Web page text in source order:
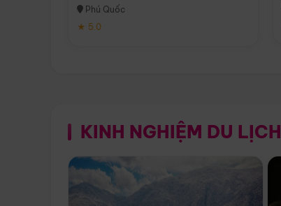
Phú Quốc
★ 5.0
KINH NGHIỆM DU LỊCH